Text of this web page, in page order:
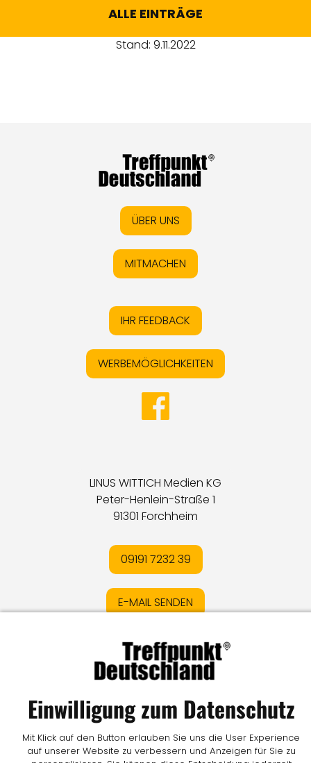
ALLE EINTRÄGE
Stand: 9.11.2022
ÜBER UNS
MITMACHEN
IHR FEEDBACK
WERBEMÖGLICHKEITEN
LINUS WITTICH Medien KG
Peter-Henlein-Straße 1
91301 Forchheim
09191 7232 39
E-MAIL SENDEN
DatenschutzIOnline-Streitschlichtung
MediadatenIKontaktIVertrag widerrufen
© LW Medien GmbH
Einwilligung zum Datenschutz
Mit Klick auf den Button erlauben Sie uns die User Experience
auf unserer Website zu verbessern und Anzeigen für Sie zu